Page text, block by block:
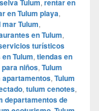
Tulum rentar en
en Tulum playa,
Tulum,
en Tulum,
turísticos
Tulum, tiendas en
niños, Tulum
apartamentos, Tulum
, tulum cenotes,
departamentos de